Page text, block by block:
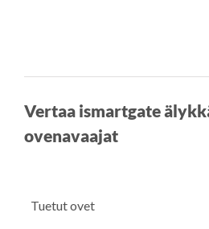
Vertaa ismartgate
ovenavaajat
Tuetut ovet